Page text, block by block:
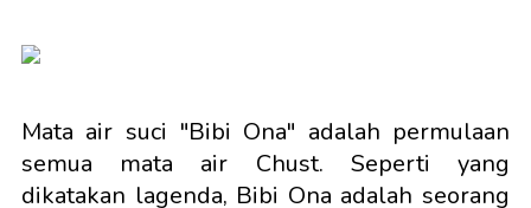
Mata air suci "Bibi Ona" adalah permulaan
semua mata air Chust. Seperti yang
dikatakan lagenda, Bibi Ona adalah seorang